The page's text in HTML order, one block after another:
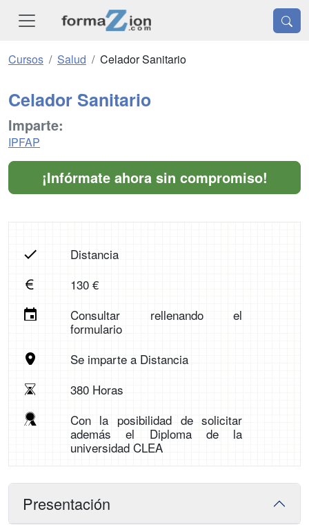
Cursos Salud Celador Sanitario
Celador Sanitario
Imparte:
IPFAP
¡Infórmate ahora sin compromiso!
Distancia
130 €
Consultar rellenando el
formulario
Se imparte a Distancia
380 Horas
Con la posibilidad de solicitar
además el Diploma de la
universidad CLEA
Presentación